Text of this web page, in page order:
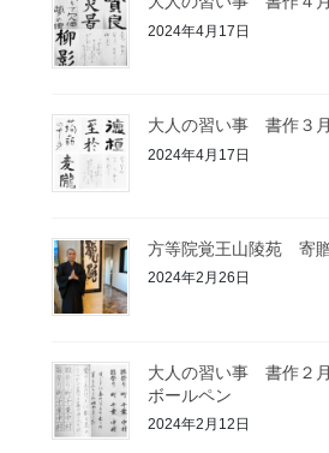
2024年4月17日
大人の習い事 書作３
2024年4月17日
方等院覚王山陵苑 寄
2024年2月26日
大人の習い事 書作２
ボールペン
2024年2月12日